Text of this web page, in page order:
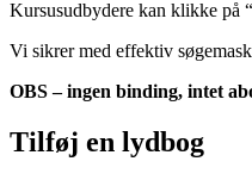
Kursusudbydere kan klikke på “
Vi sikrer med effektiv
OBS – ingen binding, intet
Tilføj en lydbog